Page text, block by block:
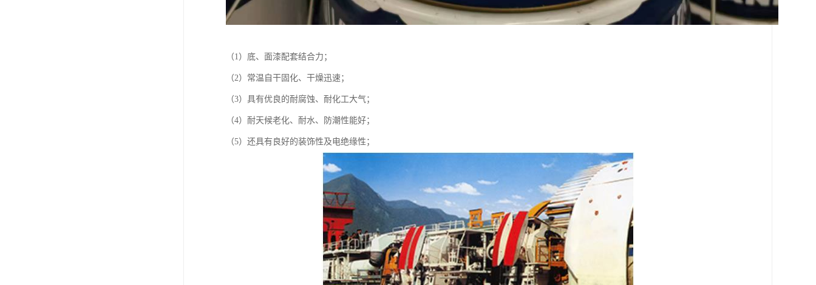
（1）底、面漆配套结合力；
（2）常温自干固化、干燥迅速；
（3）具有优良的耐腐蚀、耐化工大气；
（4）耐天候老化、耐水、防潮性能好；
（5）还具有良好的装饰性及电绝缘性；